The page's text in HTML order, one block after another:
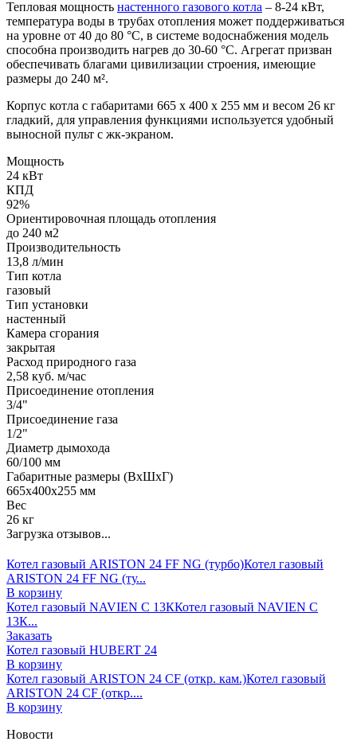
Тепловая мощность настенного газового котла – 8-24 кВт,
температура воды в трубах отопления может поддерживаться
на уровне от 40 до 80 °С, в системе водоснабжения модель
способна производить нагрев до 30-60 °С. Агрегат призван
обеспечивать благами цивилизации строения, имеющие
размеры до 240 м².
Корпус котла с габаритами 665 х 400 х 255 мм и весом 26 кг
гладкий, для управления функциями используется удобный
выносной пульт с жк-экраном.
Мощность
24 кВт
КПД
92%
Ориентировочная площадь отопления
до 240 м2
Производительность
13,8 л/мин
Тип котла
газовый
Тип установки
настенный
Камера сгорания
закрытая
Расход природного газа
2,58 куб. м/час
Присоединение отопления
3/4"
Присоединение газа
1/2"
Диаметр дымохода
60/100 мм
Габаритные размеры (ВхШхГ)
665х400х255 мм
Вес
26 кг
Загрузка отзывов...
Котел газовый ARISTON 24 FF NG (турбо)Котел газовый
ARISTON 24 FF NG (ту...
В корзину
Котел газовый NAVIEN С 13ККотел газовый NAVIEN С
13К...
Заказать
Котел газовый HUBERT 24
В корзину
Котел газовый ARISTON 24 CF (откр. кам.)Котел газовый
ARISTON 24 CF (откр....
В корзину
Новости